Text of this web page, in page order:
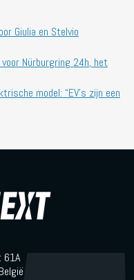
Giulia en Stelvio
Nürburgring 24h, het
model: “EV’s zijn een